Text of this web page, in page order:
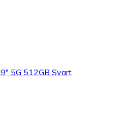
5G 512GB Svart